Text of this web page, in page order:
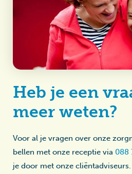
Heb je een
meer weten?
Voor al je vragen over onze
bellen met onze receptie via 088
je door met onze cliëntadviseurs.